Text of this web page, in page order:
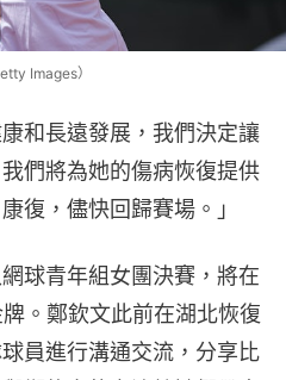
Images）
和長遠發展，我們決定讓
們將為她的傷病恢復提供
復，儘快回歸賽場。」
球青年組女團決賽，將在
。鄭欽文此前在湖北恢復
員進行溝通交流，分享比